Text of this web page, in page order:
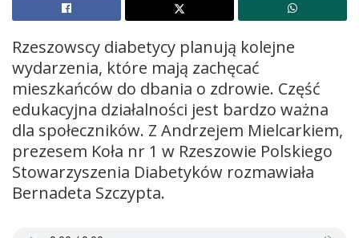
Rzeszowscy diabetycy planują kolejne
wydarzenia, które mają zachęcać
mieszkańców do dbania o zdrowie. Część
edukacyjna działalności jest bardzo ważna
dla społeczników. Z Andrzejem Mielcarkiem,
prezesem Koła nr 1 w Rzeszowie Polskiego
Stowarzyszenia Diabetyków rozmawiała
Bernadeta Szczypta.